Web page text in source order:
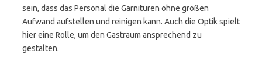
sein, dass das Personal die Garnituren ohne großen
Aufwand aufstellen und reinigen kann. Auch die Optik spielt
hier eine Rolle, um den Gastraum ansprechend zu
gestalten.